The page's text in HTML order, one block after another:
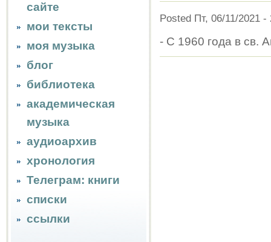
сайте
мои тексты
моя музыка
блог
библиотека
академическая
музыка
аудиоархив
хронология
Телеграм: книги
списки
ссылки
Posted Пт, 06/11/2021
- С 1960 года в св.